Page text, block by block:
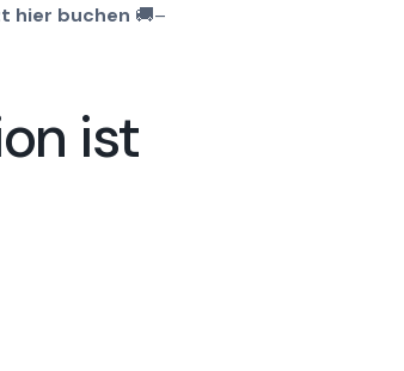
hier buchen 🚚–
ist